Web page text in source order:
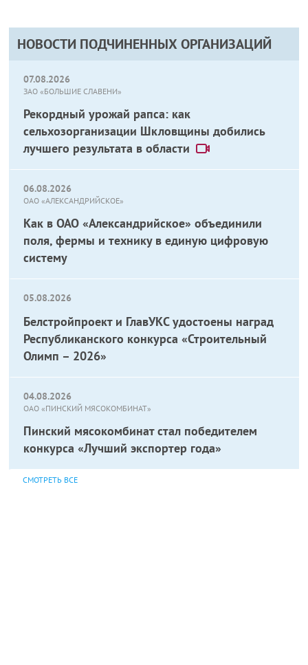
НОВОСТИ ПОДЧИНЕННЫХ ОРГАНИЗАЦИЙ
07.08.2026
ЗАО «БОЛЬШИЕ СЛАВЕНИ»
Рекордный урожай рапса: как
сельхозорганизации Шкловщины добились
лучшего результата в области
06.08.2026
ОАО «АЛЕКСАНДРИЙСКОЕ»
Как в ОАО «Александрийское» объединили
поля, фермы и технику в единую цифровую
систему
05.08.2026
Белстройпроект и ГлавУКС удостоены наград
Республиканского конкурса «Строительный
Олимп – 2026»
04.08.2026
ОАО «ПИНСКИЙ МЯСОКОМБИНАТ»
Пинский мясокомбинат стал победителем
конкурса «Лучший экспортер года»
СМОТРЕТЬ ВСЕ